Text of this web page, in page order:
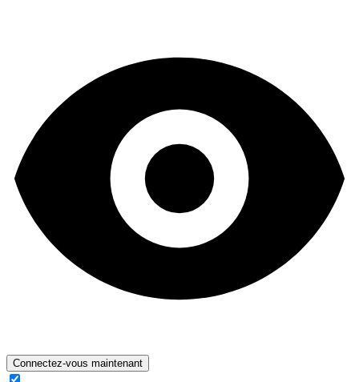
Connectez-vous maintenant